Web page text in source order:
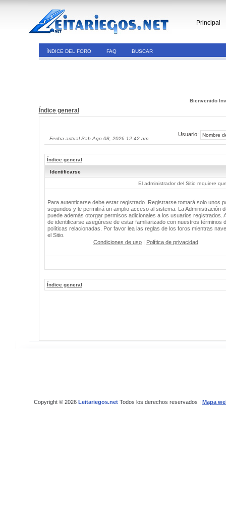
Principal
ÍNDICE DEL FORO FAQ BUSCAR
Bienvenido
Índice general
Fecha actual Sab Ago 08, 2026 12:42 am
Usuario:
Índice general
Identificarse
El administrador del Sitio requiere
Para autenticarse debe estar registrado. Registrarse tomará solo unos
segundos y le permitirá un amplio acceso al sistema. La Administración
puede además otorgar permisos adicionales a los usuarios registrados.
de identificarse asegúrese de estar familiarizado con nuestros términos
políticas relacionadas. Por favor lea las reglas de los foros mientras
el Sitio.
Condiciones de uso | Política de privacidad
Índice general
Copyright © 2026 Leitariegos.netTodos los derechos reservados | Mapa